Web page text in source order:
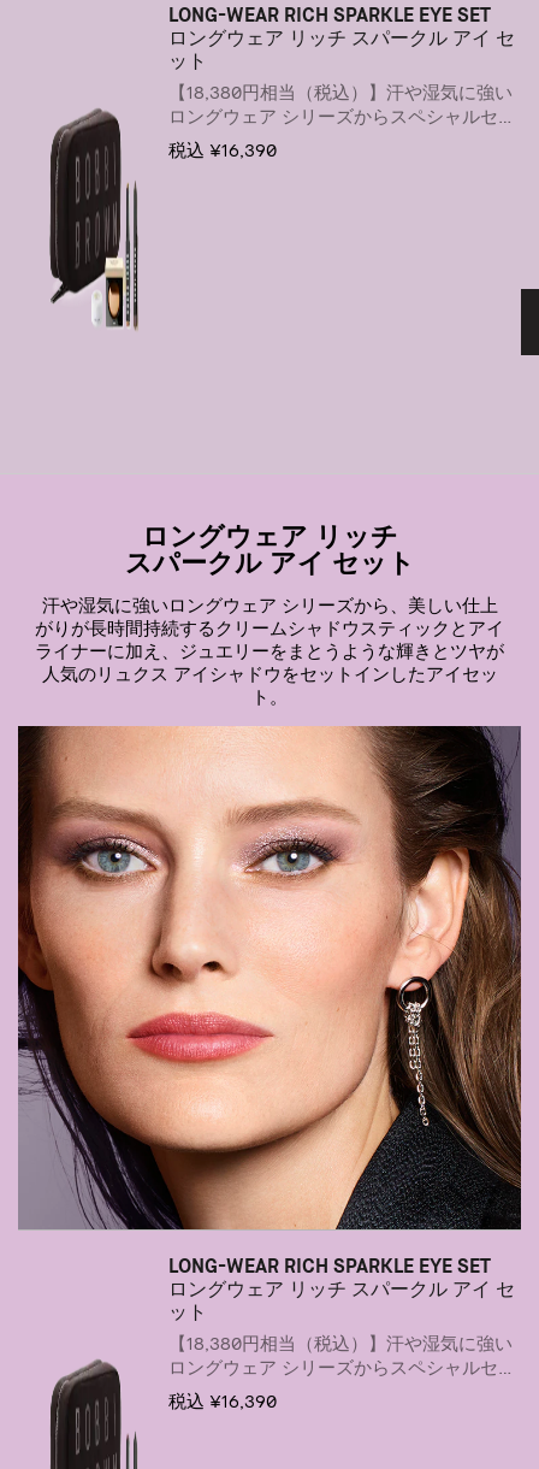
LONG-WEAR RICH SPARKLE EYE SET
ロングウェア リッチ スパークル アイ セ
ット
【18,380円相当（税込）】汗や湿気に強い
ロングウェア シリーズからスペシャルセッ
トが登場
税込 ¥16,390
ロングウェア リッチ
スパークル アイ セット
汗や湿気に強いロングウェア シリーズから、美しい仕上
がりが長時間持続するクリームシャドウスティックとアイ
ライナーに加え、ジュエリーをまとうような輝きとツヤが
⼈気のリュクス アイシャドウをセットインしたアイセッ
ト。
LONG-WEAR RICH SPARKLE EYE SET
ロングウェア リッチ スパークル アイ セ
ット
【18,380円相当（税込）】汗や湿気に強い
ロングウェア シリーズからスペシャルセッ
トが登場
税込 ¥16,390